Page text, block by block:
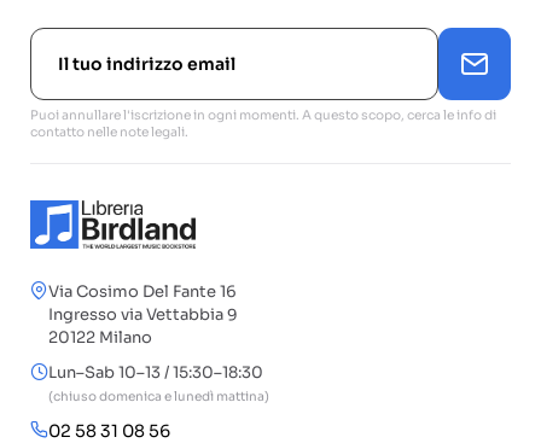
Puoi annullare l'iscrizione in ogni momenti. A questo scopo, cerca le info di
contatto nelle note legali.
Via Cosimo Del Fante 16
Ingresso via Vettabbia 9
20122 Milano
Lun–Sab 10–13 / 15:30–18:30
(chiuso domenica e lunedì mattina)
02 58 31 08 56